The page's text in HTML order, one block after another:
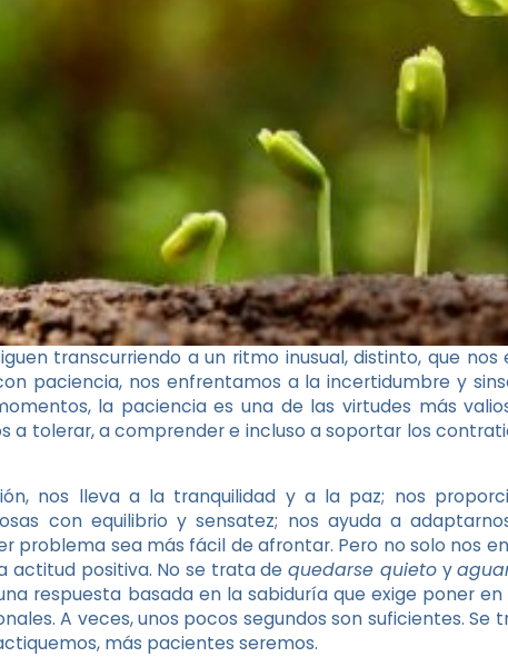
transcurriendo a un ritmo inusual, distinto, que nos
paciencia, nos enfrentamos a la incertidumbre y
la paciencia es una de las virtudes más
a tolerar, a comprender e incluso a soportar los
nos lleva a la tranquilidad y a la paz; nos
con equilibrio y sensatez; nos ayuda a
problema sea más fácil de afrontar. Pero no solo nos
actitud positiva. No se trata dequedarse quietoy
respuesta basada en la sabiduría que exige poner
A veces, unos pocos segundos son suficientes. Se
más pacientes seremos.